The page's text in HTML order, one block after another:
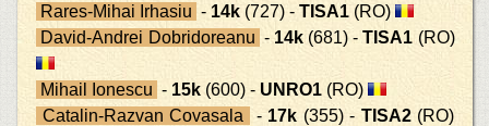
Rares-Mihai Irhasiu - 14k (727) -TISA1 (RO)
David-Andrei Dobridoreanu - 14k(681) -TISA1 (RO)
Mihail Ionescu - 15k (600) - UNRO1 (RO)
Catalin-Razvan Covasala
- 17k (355) - TISA2(RO)